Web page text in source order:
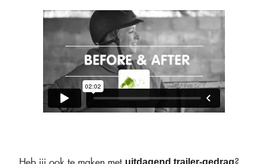
Heb jij ook te maken met uitdagend trailer-gedrag?